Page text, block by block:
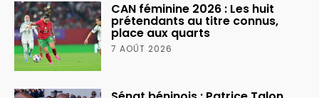
CAN féminine 2026 : Les huit
prétendants au titre connus,
place aux quarts
7 AOÛT 2026